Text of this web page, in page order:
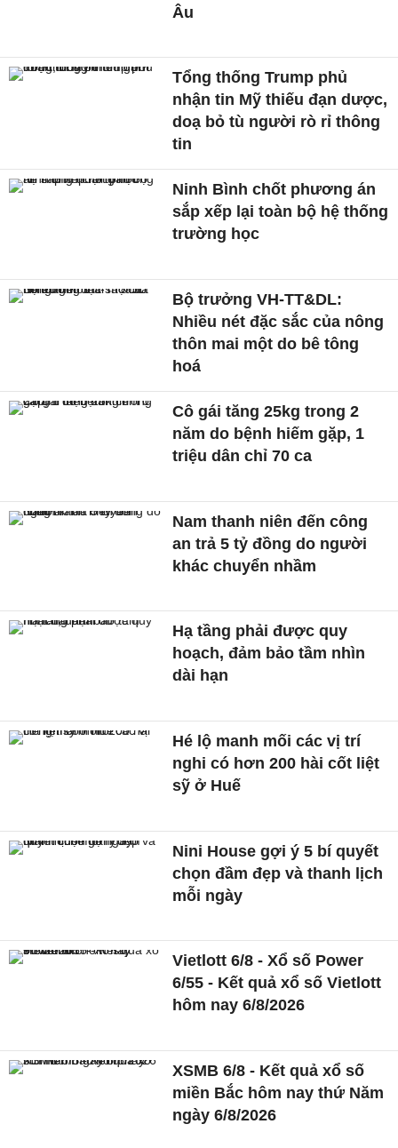
Âu
Tổng thống Trump phủ
nhận tin Mỹ thiếu đạn dược,
doạ bỏ tù người rò rỉ thông
tin
Ninh Bình chốt phương án
sắp xếp lại toàn bộ hệ thống
trường học
Bộ trưởng VH-TT&DL:
Nhiều nét đặc sắc của nông
thôn mai một do bê tông
hoá
Cô gái tăng 25kg trong 2
năm do bệnh hiếm gặp, 1
triệu dân chỉ 70 ca
Nam thanh niên đến công
an trả 5 tỷ đồng do người
khác chuyển nhầm
Hạ tầng phải được quy
hoạch, đảm bảo tầm nhìn
dài hạn
Hé lộ manh mối các vị trí
nghi có hơn 200 hài cốt liệt
sỹ ở Huế
Nini House gợi ý 5 bí quyết
chọn đầm đẹp và thanh lịch
mỗi ngày
Vietlott 6/8 - Xổ số Power
6/55 - Kết quả xổ số Vietlott
hôm nay 6/8/2026
XSMB 6/8 - Kết quả xổ số
miền Bắc hôm nay thứ Năm
ngày 6/8/2026